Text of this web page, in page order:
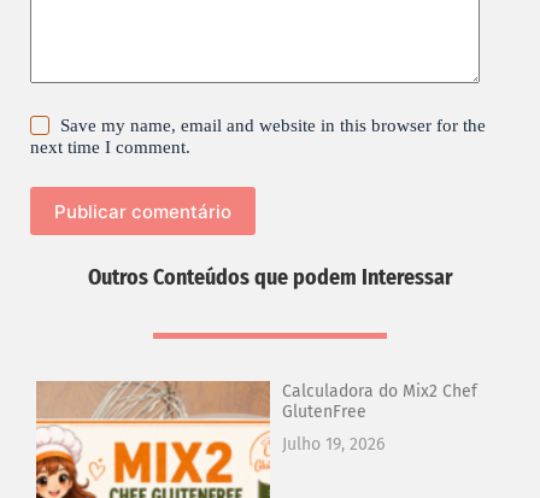
Save my name, email and website in this browser for the
next time I comment.
Publicar comentário
Outros Conteúdos que podem Interessar
Calculadora do Mix2 Chef
GlutenFree
Julho 19, 2026